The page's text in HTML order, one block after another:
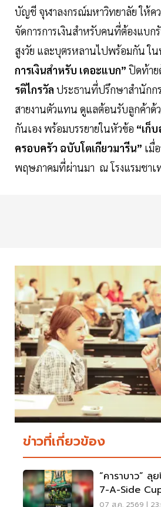
บัญชี จุฬาลงกรณ์มหาวิทยาลัย ให้คว
จัดการการเงินสำหรับคนที่ต้องแบ
สูงวัย และบุตรหลานไปพร้อมกัน ใ
การเงินสำหรับ เดอะแบก” ปิดท้าย
รติไกรวัล ประธานที่ปรึกษาสำนักก
สายงานตัวแทน ดูแลต้อนรับลูกค้าด้
กันเอง พร้อมบรรยายในหัวข้อ “เก็
ครอบครัว ฉบับโตเกียวมารีน” เมื่
พฤษภาคมที่ผ่านมา ณ โรงแรมชาเ
ข่าวที่เกี่ยวข้อง
“คาราบาว”
7-A-Side
โอกาสของคน
07 ส.ค. 2569 |